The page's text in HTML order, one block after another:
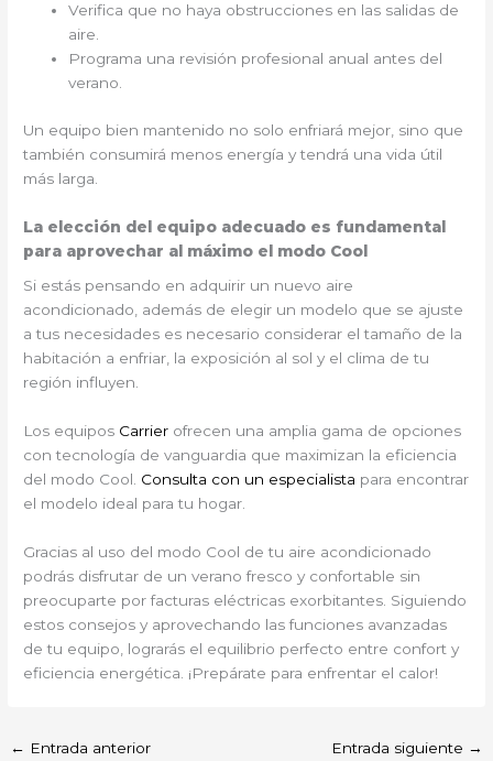
Verifica que no haya obstrucciones en las salidas de
aire.
Programa una revisión profesional anual antes del
verano.
Un equipo bien mantenido no solo enfriará mejor, sino que
también consumirá menos energía y tendrá una vida útil
más larga.
La elección del equipo adecuado es fundamental
para aprovechar al máximo el modo Cool
Si estás pensando en adquirir un nuevo aire
acondicionado, además de elegir un modelo que se ajuste
a tus necesidades es necesario considerar el tamaño de la
habitación a enfriar, la exposición al sol y el clima de tu
región influyen.
Los equipos Carrier ofrecen una amplia gama de opciones
con tecnología de vanguardia que maximizan la eficiencia
del modo Cool. Consulta con un especialista para encontrar
el modelo ideal para tu hogar.
Gracias al uso del modo Cool de tu aire acondicionado
podrás disfrutar de un verano fresco y confortable sin
preocuparte por facturas eléctricas exorbitantes. Siguiendo
estos consejos y aprovechando las funciones avanzadas
de tu equipo, lograrás el equilibrio perfecto entre confort y
eficiencia energética. ¡Prepárate para enfrentar el calor!
← Entrada anterior Entrada siguiente →